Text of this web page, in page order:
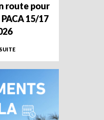
route pour
15/17